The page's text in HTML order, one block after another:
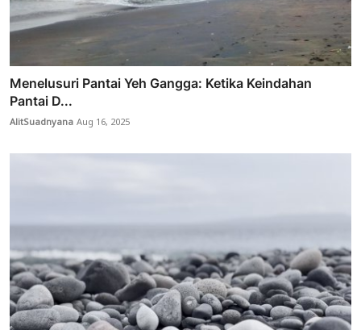
Menelusuri Pantai Yeh Gangga: Ketika Keindahan
Pantai D...
AlitSuadnyanaAug 16, 2025